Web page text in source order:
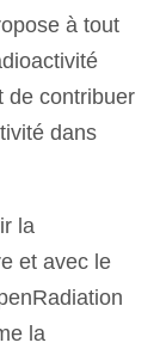
à tout
de contribuer
dans
la
et avec le
la